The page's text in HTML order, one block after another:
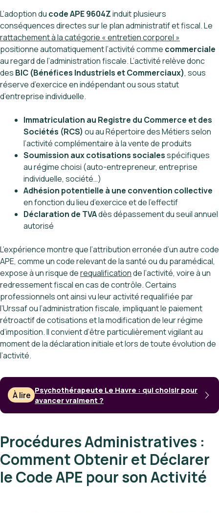
L’adoption du code APE 9604Zinduit plusieurs
conséquences directes sur le plan administratif et fiscal. Le
rattachement à la catégorie « entretien corporel »
positionne automatiquement l’activité comme commerciale
au regard de l’administration fiscale. L’activité relève donc
des BIC (Bénéfices Industriels et Commerciaux), sous
réserve d’exercice en indépendant ou sous statut
d’entreprise individuelle.
Immatriculation au Registre du Commerce et des
Sociétés (RCS) ou au Répertoire des Métiers selon
l’activité complémentaire à la vente de produits
Soumission aux cotisations socialesspécifiques
au régime choisi (auto-entrepreneur, entreprise
individuelle, société…)
Adhésion potentielle à une convention collective
en fonction du lieu d’exercice et de l’effectif
Déclaration de TVAdès dépassement du seuil annuel
autorisé
L’expérience montre que l’attribution erronée d’un autre code
APE, comme un code relevant de la santé ou du paramédical,
expose à un risque derequalificationde l’activité, voire à un
redressement fiscal en cas de contrôle. Certains
professionnels ont ainsi vu leur activité requalifiée par
l’Urssaf ou l’administration fiscale, impliquant le paiement
rétroactif de cotisations et la modification de leur régime
d’imposition. Il convient d’être particulièrement vigilant au
moment de la déclaration initiale et lors de toute évolution de
l’activité.
À lire Psychothérapeute Le Havre : qui choisir pour
avancer vraiment ?
Procédures Administratives :
Comment Obtenir et Déclarer
le Code APE pour son Activité